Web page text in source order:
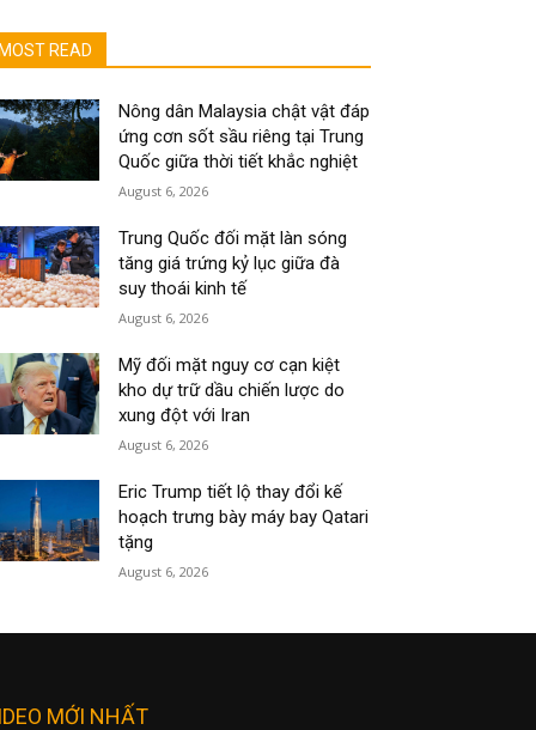
MOST READ
Nông dân Malaysia chật vật đáp
ứng cơn sốt sầu riêng tại Trung
Quốc giữa thời tiết khắc nghiệt
August 6, 2026
Trung Quốc đối mặt làn sóng
tăng giá trứng kỷ lục giữa đà
suy thoái kinh tế
August 6, 2026
Mỹ đối mặt nguy cơ cạn kiệt
kho dự trữ dầu chiến lược do
xung đột với Iran
August 6, 2026
Eric Trump tiết lộ thay đổi kế
hoạch trưng bày máy bay Qatari
tặng
August 6, 2026
MỚI NHẤT